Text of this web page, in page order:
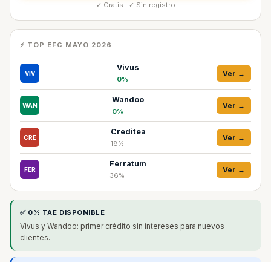
✓ Gratis · ✓ Sin registro
⚡ TOP EFC MAYO 2026
VIV
Vivus
0%
Ver →
WAN
Wandoo
0%
Ver →
CRE
Creditea
18%
Ver →
FER
Ferratum
36%
Ver →
✅ 0% TAE DISPONIBLE
Vivus y Wandoo: primer crédito sin intereses para nuevos
clientes.